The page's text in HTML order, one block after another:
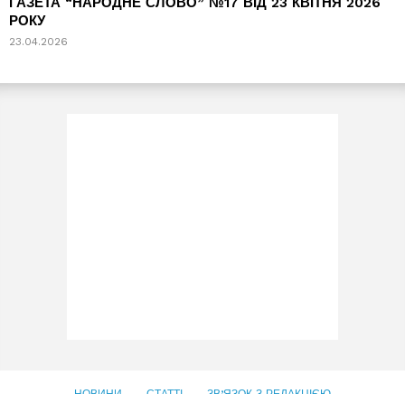
РОКУ
23.04.2026